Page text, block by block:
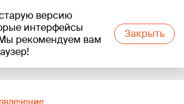
версию
интерфейсы
Мы рекомендуем вам
Закрыть